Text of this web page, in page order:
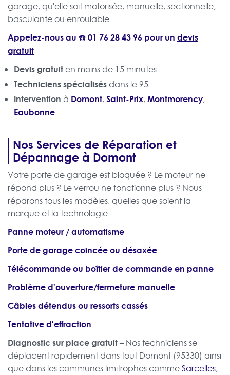
garage, qu'elle soit motorisée, manuelle, sectionnelle,
basculante ou enroulable.
Appelez-nous au ☎️01 76 28 43 96 pour un devis
gratuit
Devis gratuit en moins de 15 minutes
Techniciens spécialisés dans le 95
Intervention à Domont, Saint-Prix, Montmorency,
Eaubonne...
Nos Services de Réparation et
Dépannage à Domont
Votre porte de garage est bloquée ? Le moteur ne
répond plus ? Le verrou ne fonctionne plus ? Nous
réparons tous les modèles, quelles que soient la
marque et la technologie :
Panne moteur / automatisme
Porte de garage coincée ou désaxée
Télécommande ou boîtier de commande en panne
Problème d'ouverture/fermeture manuelle
Câbles détendus ou ressorts cassés
Tentative d'effraction
Diagnostic sur place gratuit– Nos techniciens se
déplacent rapidement dans tout Domont (95330) ainsi
que dans les communes limitrophes commeSarcelles,